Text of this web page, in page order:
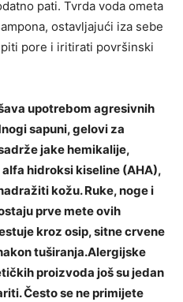
pati. Tvrda voda ometa
ostavljajući iza sebe
pore i iritirati površinski
upotrebom agresivnih
sapuni, gelovi za
jake hemikalije,
hidroksi kiseline (AHA),
kožu. Ruke, noge i
prve mete ovih
kroz osip, sitne crvene
tuširanja.Alergijske
proizvoda još su jedan
Često se ne primijete